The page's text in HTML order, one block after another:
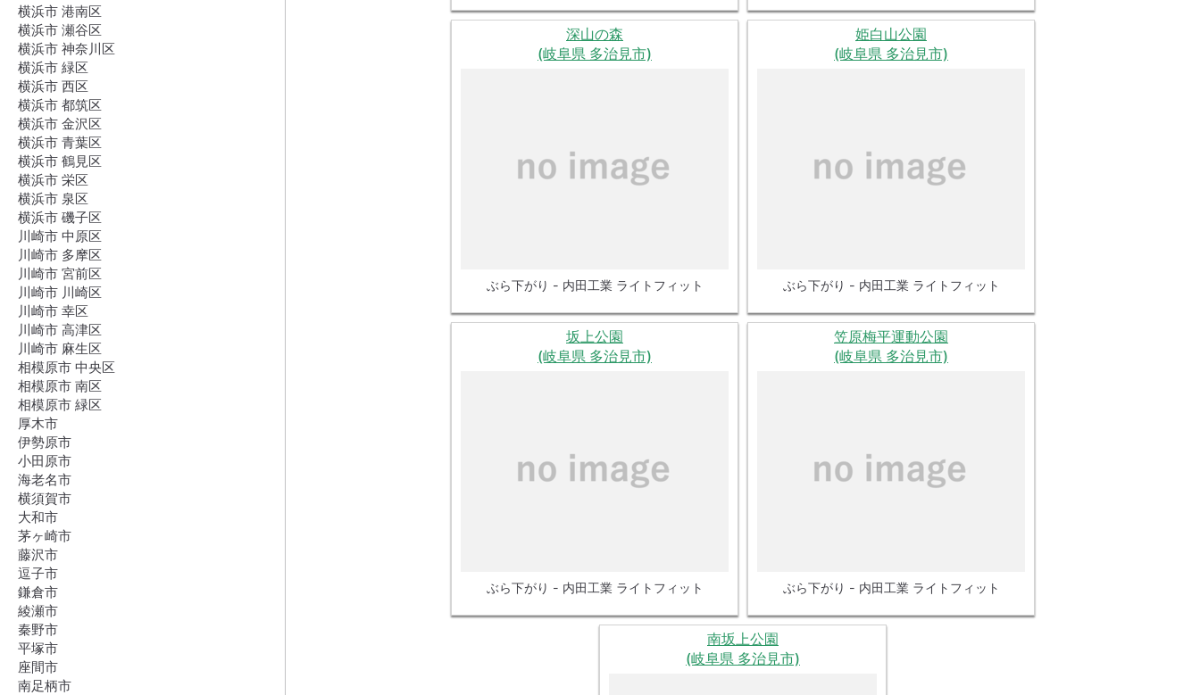
横浜市 港南区
横浜市 瀬谷区
横浜市 神奈川区
横浜市 緑区
横浜市 西区
横浜市 都筑区
横浜市 金沢区
横浜市 青葉区
横浜市 鶴見区
横浜市 栄区
横浜市 泉区
横浜市 磯子区
川崎市 中原区
川崎市 多摩区
川崎市 宮前区
川崎市 川崎区
川崎市 幸区
川崎市 高津区
川崎市 麻生区
相模原市 中央区
相模原市 南区
相模原市 緑区
厚木市
伊勢原市
小田原市
海老名市
横須賀市
大和市
茅ヶ崎市
藤沢市
逗子市
鎌倉市
綾瀬市
秦野市
平塚市
座間市
南足柄市
深山の森
(岐阜県 多治見市)
ぶら下がり - 内田工業 ライトフィット
姫白山公園
(岐阜県 多治見市)
ぶら下がり - 内田工業 ライトフィット
坂上公園
(岐阜県 多治見市)
ぶら下がり - 内田工業 ライトフィット
笠原梅平運動公園
(岐阜県 多治見市)
ぶら下がり - 内田工業 ライトフィット
南坂上公園
(岐阜県 多治見市)